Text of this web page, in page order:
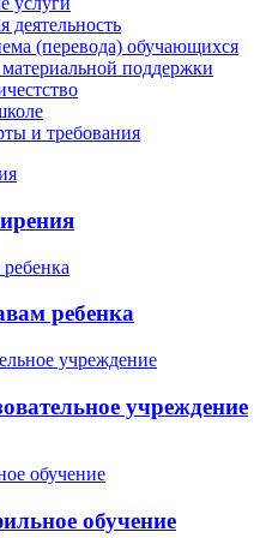
деятельность
(перевода) обучающихся
поддержки
и требования
ребенка
учреждение
обучение